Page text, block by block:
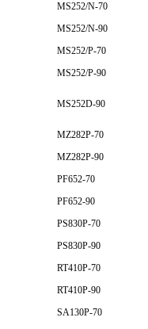
MS252/N-70
MS252/N-90
MS252/P-70
MS252/P-90
MS252D-90
MZ282P-70
MZ282P-90
PF652-70
PF652-90
PS830P-70
PS830P-90
RT410P-70
RT410P-90
SA130P-70